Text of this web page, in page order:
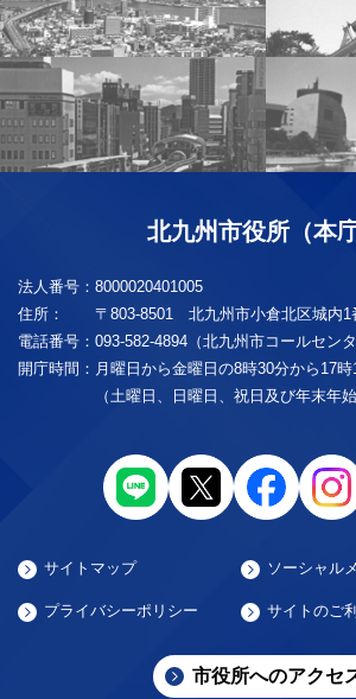
北九州市役所（本庁
法人番号： 8000020401005
住所：
〒803-8501 北九州市小倉北区城内1
電話番号： 093-582-4894（北九州市コールセンタ
開庁時間： 月曜日から金曜日の8時30分から17
（土曜日、日曜日、祝日及び年末年始
サイトマップ ソーシャル
プライバシーポリシー サイトのご
市役所へのアクセ